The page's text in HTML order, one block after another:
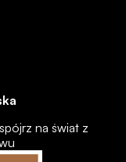
na świat z